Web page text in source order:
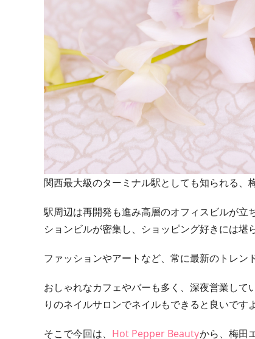
関西最大級のターミナル駅としても知られる、梅
駅周辺は再開発も進み高層のオフィスビルが立
ションビルが密集し、ショッピング好きには堪
ファッションやアートなど、常に最新のトレン
おしゃれなカフェやバーも多く、深夜営業し
りのネイルサロンでネイルもできると良いです
そこで今回は、 Hot Pepper Beautyから、梅田